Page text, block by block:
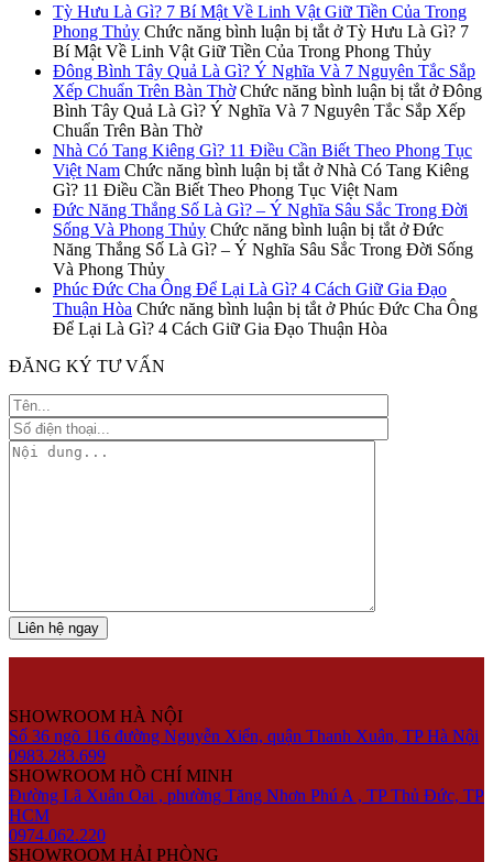
Tỳ Hưu Là Gì? 7 Bí Mật Về Linh Vật Giữ Tiền Của Trong
Phong Thủy Chức năng bình luận bị tắt ở Tỳ Hưu Là Gì? 7
Bí Mật Về Linh Vật Giữ Tiền Của Trong Phong Thủy
Đông Bình Tây Quả Là Gì? Ý Nghĩa Và 7 Nguyên Tắc Sắp
Xếp Chuẩn Trên Bàn Thờ Chức năng bình luận bị tắt ở Đông
Bình Tây Quả Là Gì? Ý Nghĩa Và 7 Nguyên Tắc Sắp Xếp
Chuẩn Trên Bàn Thờ
Nhà Có Tang Kiêng Gì? 11 Điều Cần Biết Theo Phong Tục
Việt Nam Chức năng bình luận bị tắt ở Nhà Có Tang Kiêng
Gì? 11 Điều Cần Biết Theo Phong Tục Việt Nam
Đức Năng Thắng Số Là Gì? – Ý Nghĩa Sâu Sắc Trong Đời
Sống Và Phong Thủy Chức năng bình luận bị tắt ở Đức
Năng Thắng Số Là Gì? – Ý Nghĩa Sâu Sắc Trong Đời Sống
Và Phong Thủy
Phúc Đức Cha Ông Để Lại Là Gì? 4 Cách Giữ Gia Đạo
Thuận Hòa Chức năng bình luận bị tắt ở Phúc Đức Cha Ông
Để Lại Là Gì? 4 Cách Giữ Gia Đạo Thuận Hòa
ĐĂNG KÝ TƯ VẤN
SHOWROOM HÀ NỘI
Số 36 ngõ 116 đường Nguyễn Xiển, quận Thanh Xuân, TP Hà Nội
0983.283.699
SHOWROOM HỒ CHÍ MINH
Đường Lã Xuân Oai , phường Tăng Nhơn Phú A , TP Thủ Đức, TP
HCM
0974.062.220
SHOWROOM HẢI PHÒNG